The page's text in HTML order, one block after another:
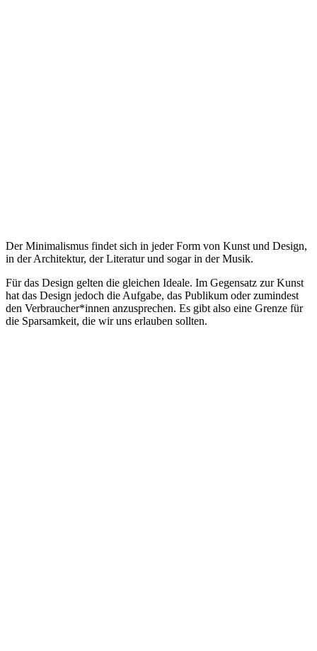
Der Minimalismus findet sich in jeder Form von Kunst und Design,
in der Architektur, der Literatur und sogar in der Musik.
Für das Design gelten die gleichen Ideale. Im Gegensatz zur Kunst
hat das Design jedoch die Aufgabe, das Publikum oder zumindest
den Verbraucher*innen anzusprechen. Es gibt also eine Grenze für
die Sparsamkeit, die wir uns erlauben sollten.